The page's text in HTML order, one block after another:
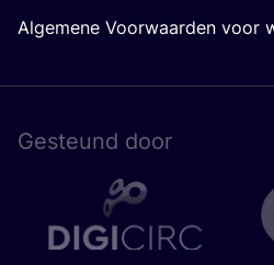
Algemene Voorwaarden voor
Gesteund door